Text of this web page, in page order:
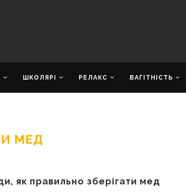
ШКОЛЯРІ РЕЛАКС ВАГІТНІСТЬ
МЕД
як правильно зберігати мед